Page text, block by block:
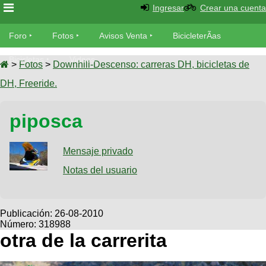
Foro
Foro
TÃ©cnica
Fotos
tu foto
Galeria
XC
Viajes
Descenso
SUBÃ
tu
Buscar
Ultimos
Fotos
BicicleterÃ­
as
Bicicletas
Tandem
Videos
Cicloturismo
Ingresar Crear una cuenta
Foro Fotos Avisos Venta BicicleterÃ­as
Bicicletas Videos
> Fotos > Downhill-Descenso: carreras DH, bicicletas de
DH, Freeride.
piposca
Mensaje privado
Notas del usuario
Publicación: 26-08-2010
Número: 318988
otra de la carrerita